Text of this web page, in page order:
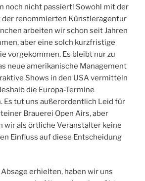
noch nicht passiert! Sowohl mit der
der renommierten Künstleragentur
arbeiten wir schon seit Jahren
aber eine solch kurzfristige
vorgekommen. Es bleibt nur zu
neue amerikanische Management
Shows in den USA vermitteln
die Europa-Termine
Es tut uns außerordentlich Leid für
Brauerei Open Airs, aber
wir als örtliche Veranstalter keine
Einfluss auf diese Entscheidung
erhielten, haben wir uns